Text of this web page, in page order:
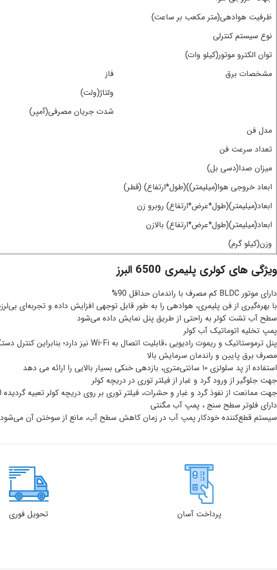
ظرفیت هوادهی(متر مکعب بر ساعت)
نوع سیستم کنترلی
توان الکترو موتور(کیلو وات)
مشخصات برق
فاز
ولتاژ(ولت)
شدت جریان مصرفی(آمپر)
مدل فن
تعداد سرعت فن
میزان صدا(دسی بل)
ابعاد خروجی هوا(میلیمتر))(طول*ارتفاع) (قطر)
ابعاد(میلیمتر)(طول*عرض*ارتفاع) روبرو زن
ابعاد(میلیمتر)(طول*عرض*ارتفاع) بالازن
وزن(کیلو گرم)
ویژگی های کولری پلیمری 6500 البرز
دارای موتور BLDC کم مصرف با راندمان حداقل 90%
با بهره‌گیری از فن پلیمری، هوادهی را به طور قابل توجهی افزایش داده و تجربه‌ای
سطح آب تشت کولر به راحتی از طریق پنل نمایش داده می‌شود
پمپ تخلیه اتوماتیک آب کولر
پنل ترموستاتیک و ریموت رادیویی ،قابلیت اتصال به Wi‑Fi نیز دارد؛ بنابراین کنترل دستگاه به‌صورت دقیق، راحت و هوشمند انجام می‌شود
مصرف برق پایین و راندمان سرمایش بالا
استفاده از پد سلولزی ۱۰ سانتی‌متری، بازدهی خنکی بسیار بالایی را ارائه می دهد
جهت جلوگیر از ورود گرد و غبار از فیلتر توری در دریچه کولر
جهت ممانعت از نفوذ گرد و غبار و حشرات، فیلتر توری بر روی دریچه کولر تعبیه
دارای فلوتر سطح سنج ، پمپ آب مگنتی
سیستم قطع‌کننده خودکار پمپ آب در زمان کاهش سطح آب، مانع از سوختن آن می‌شود
تحویل فوری پرداخت آسان